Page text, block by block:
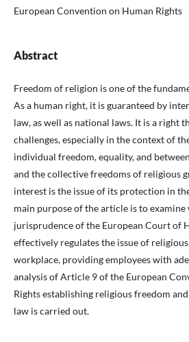
European Convention on Human Rights
Abstract
Freedom of religion is one of the
As a human right, it is guaranteed by
law, as well as national laws. It is a right
challenges, especially in the context of
individual freedom, equality, and
and the collective freedoms of religious
interest is the issue of its protection in
main purpose of the article is to
jurisprudence of the European Court of
effectively regulates the issue of
workplace, providing employees with
analysis of Article 9 of the European
Rights establishing religious freedom
law is carried out.